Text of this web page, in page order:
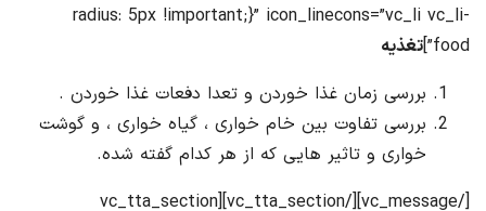
radius: 5px !important;}” icon_linecons=”vc_li vc_li-
food”] تغذیه
بررسی زمان غذا خوردن و تعدا دفعات غذا خوردن .
بررسی تفاوت بین خام خواری ، گیاه خواری ، و گوشت
خواری و تاثیر هایی که از هر کدام گفته شده.
[/vc_message][/vc_tta_section][vc_tta_section